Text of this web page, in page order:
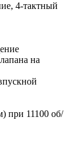
4-тактный
на
при 11100 об/